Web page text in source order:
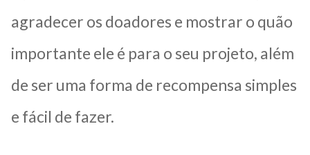
agradecer os doadores e mostrar o quão
importante ele é para o seu projeto, além
de ser uma forma de recompensa simples
e fácil de fazer.